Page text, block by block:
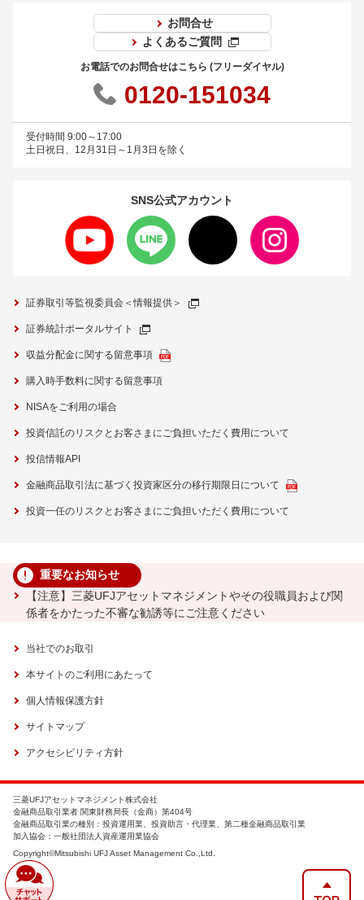
お問合せ
よくあるご質問
お電話でのお問合せはこちら (フリーダイヤル)
0120-151034
受付時間 9:00～17:00
土日祝日、12月31日～1月3日を除く
SNS公式アカウント
証券取引等監視委員会＜情報提供＞
証券統計ポータルサイト
収益分配金に関する留意事項
購入時手数料に関する留意事項
NISAをご利用の場合
投資信託のリスクとお客さまにご負担いただく費用について
投信情報API
金融商品取引法に基づく投資家区分の移行期限日について
投資一任のリスクとお客さまにご負担いただく費用について
重要なお知らせ
【注意】三菱UFJアセットマネジメントやその役職員および関
係者をかたった不審な勧誘等にご注意ください
当社でのお取引
本サイトのご利用にあたって
個人情報保護方針
サイトマップ
アクセシビリティ方針
三菱UFJアセットマネジメント株式会社
金融商品取引業者 関東財務局長（金商）第404号
金融商品取引業の種別：投資運用業、投資助言・代理業、第二種金融商品取引業
加入協会：一般社団法人資産運用業協会
Copyright©Mitsubishi UFJ Asset Management Co.,Ltd.